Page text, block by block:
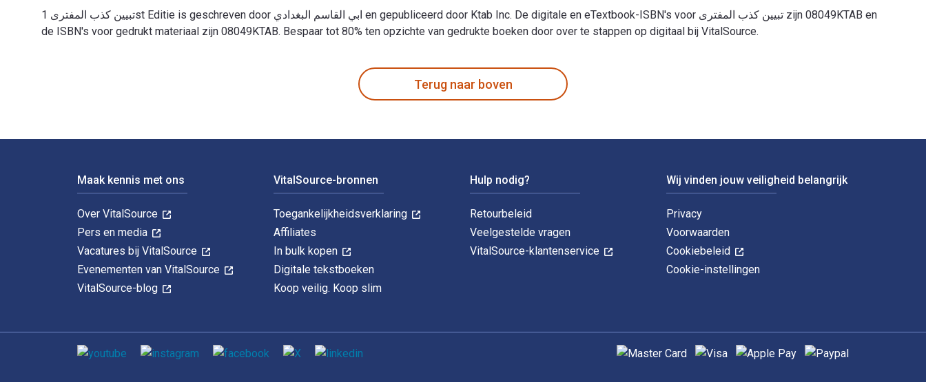
تبيين كذب المفترى 1st Editie is geschreven door ابي القاسم البغدادي en gepubliceerd door Ktab Inc. De digitale en eTextbook-ISBN's voor تبيين كذب المفترى zijn 08049KTAB en
de ISBN's voor gedrukt materiaal zijn 08049KTAB. Bespaar tot 80% ten opzichte van gedrukte boeken door over te stappen op digitaal bij VitalSource.
Terug naar boven
Maak kennis met ons
Over VitalSource
Pers en media
Vacatures bij VitalSource
Evenementen van VitalSource
VitalSource-blog
VitalSource-bronnen
Toegankelijkheidsverklaring
Affiliates
In bulk kopen
Digitale tekstboeken
Koop veilig. Koop slim
Hulp nodig?
Retourbeleid
Veelgestelde vragen
VitalSource-klantenservice
Wij vinden jouw veiligheid belangrijk
Privacy
Voorwaarden
Cookiebeleid
Cookie-instellingen
Sociale media Ondersteunde betaalmethoden